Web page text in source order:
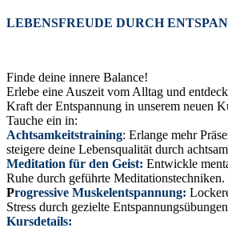
LEBENSFREUDE DURCH
Finde deine innere Balance!
Erlebe eine Auszeit vom Alltag und
Kraft der Entspannung in unserem neuen
Tauche ein in:
Achtsamkeitstraining: Erlange mehr
steigere deine Lebensqualität durch
Meditation für den Geist: Entwickle
Ruhe durch geführte Meditationstechniken.
Progressive Muskelentspannung:
Stress durch gezielte
Kursdetails: